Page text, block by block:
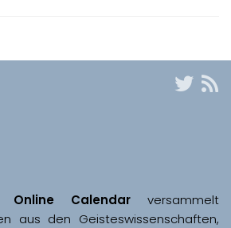
Online Calendar versammelt
aus den Geisteswissenschaften,